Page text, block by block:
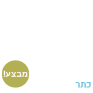
מבצע!